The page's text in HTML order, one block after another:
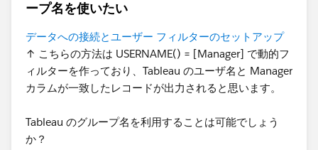
ープ名を使いたい
データへの接続とユーザー フィルターのセットアップ
↑ こちらの方法は USERNAME() = [Manager] で動的フ
ィルターを作っており、Tableau のユーザ名と Manager
カラムが一致したレコードが出力されると思います。
Tableau のグループ名を利用することは可能でしょう
か？